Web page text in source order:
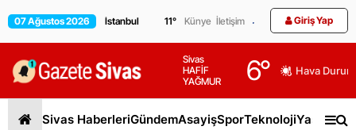
07 Ağustos 2026 11° Künye İletişim Giriş Yap
Sivas
HAFİF
YAĞMUR
6° Hava
Sivas HaberleriGündemAsayişSporTeknolojiYaşam